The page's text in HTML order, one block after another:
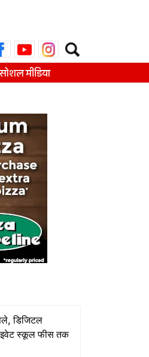
Search
for:
सोशल मीडिया
डिजिटल
स्कूल फीस तक